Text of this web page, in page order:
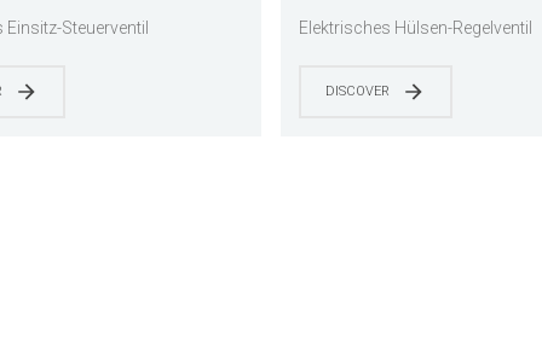
Einsitz-Steuerventil
Regelventil
Elektrisches Hülsen-Regelventil
DISCOVER